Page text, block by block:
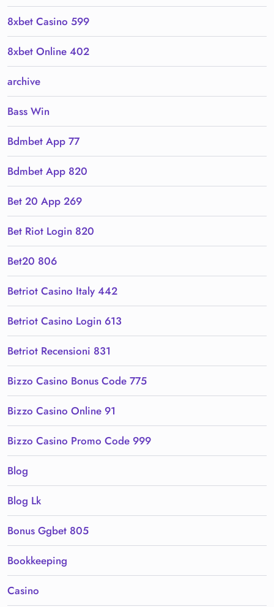
8xbet Casino 599
8xbet Online 402
archive
Bass Win
Bdmbet App 77
Bdmbet App 820
Bet 20 App 269
Bet Riot Login 820
Bet20 806
Betriot Casino Italy 442
Betriot Casino Login 613
Betriot Recensioni 831
Bizzo Casino Bonus Code 775
Bizzo Casino Online 91
Bizzo Casino Promo Code 999
Blog
Blog Lk
Bonus Ggbet 805
Bookkeeping
Casino